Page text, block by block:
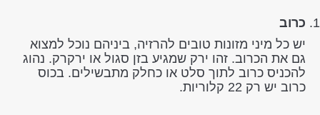
כרוב
יש כל מיני מזונות טובים להרזיה, ביניהם נוכל למצוא
גם את הכרוב. זהו ירק שמגיע בזן סגול או ירקרק. נהוג
להכניס כרוב לתוך סלט או כחלק מתבשילים. בכוס
כרוב יש רק 22 קלוריות.